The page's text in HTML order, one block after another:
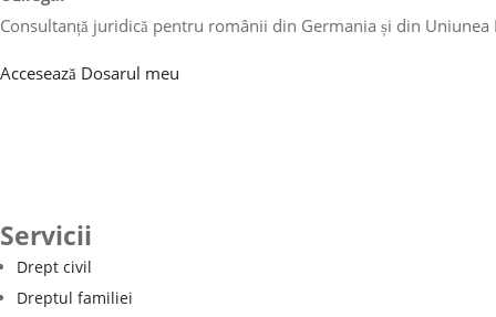
Consultanță juridică pentru românii din Germania și din Uniunea
Accesează Dosarul meu
Servicii
Drept civil
Dreptul familiei